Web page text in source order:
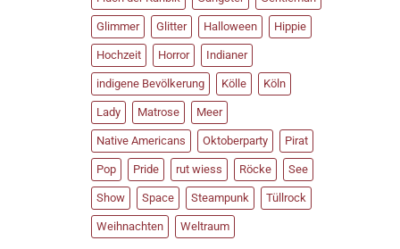
Glimmer Glitter Halloween Hippie
Hochzeit Horror Indianer
indigene Bevölkerung Kölle Köln
Lady Matrose Meer
Native Americans Oktoberparty Pirat
Pop Pride rut wiess Röcke See
Show Space Steampunk Tüllrock
Weihnachten Weltraum